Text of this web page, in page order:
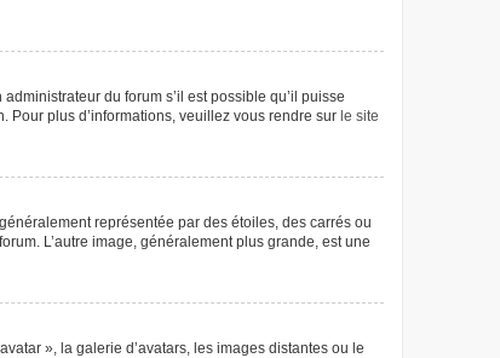
du forum s’il est possible qu’il puisse
plus d’informations, veuillez vous rendre sur le site
représentée par des étoiles, des carrés ou
L’autre image, généralement plus grande, est une
», la galerie d’avatars, les images distantes ou le